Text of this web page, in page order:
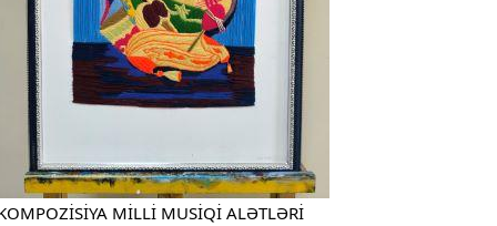
MİLLİ MUSİQİ ALƏTLƏRİ